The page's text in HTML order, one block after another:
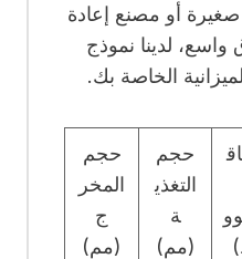
أو مصنع إعادة
لدينا نموذج
الخاصة بك.
حجم
التغذي
ة
(مم)
حجم
المخر
ج
(مم)